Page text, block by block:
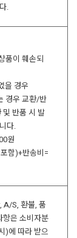
.
품이 훼손되
을 경우
경우 교환/반
및 반품 시 발
다.
원
함)+반송비=
A/S, 환불, 품
항은 소비자분
)에 따라 받으